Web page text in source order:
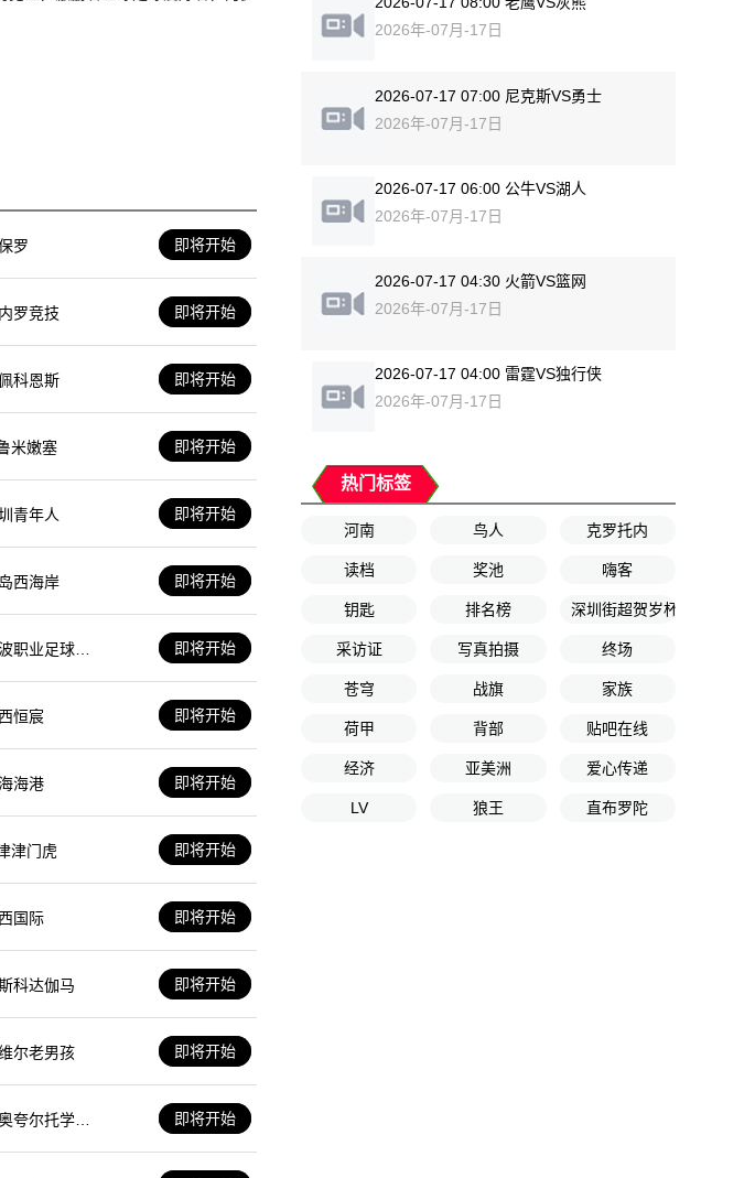
罗 即将开始
罗竞技 即将开始
科恩斯 即将开始
米嫩塞 即将开始
青年人 即将开始
西海岸 即将开始
职业足球俱
即将开始
恒宸 即将开始
海海港 即将开始
津门虎 即将开始
国际 即将开始
科达伽马 即将开始
尔老男孩 即将开始
夸尔托学生
即将开始
2026年-07月-17日
2026-07-17 07:00 尼克斯VS勇士
2026年-07月-17日
2026-07-17 06:00 公牛VS湖人
2026年-07月-17日
2026-07-17 04:30 火箭VS篮网
2026年-07月-17日
2026-07-17 04:00 雷霆VS独行侠
2026年-07月-17日
热门标签
河南 鸟人 克罗托内
读档 奖池 嗨客
钥匙 排名榜 深圳街超贺岁杯第2轮
采访证 写真拍摄 终场
苍穹 战旗 家族
荷甲 背部 贴吧在线
经济 亚美洲 爱心传递
LV 狼王 直布罗陀